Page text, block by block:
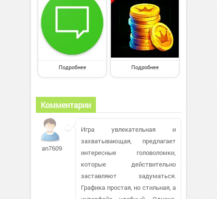
Подробнее Подробнее
Комментарии
an760946
Игра увлекательная и
захватывающая, предлагает
интересные головоломки,
которые действительно
заставляют задуматься.
Графика простая, но стильная, а